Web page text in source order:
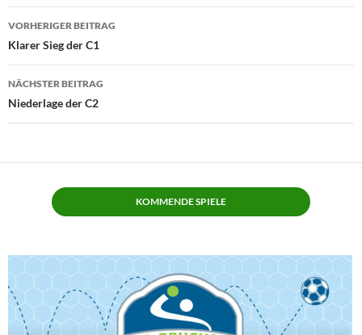
Beitragsnavigation
VORHERIGER BEITRAG
Klarer Sieg der C1
NÄCHSTER BEITRAG
Niederlage der C2
KOMMENDE SPIELE